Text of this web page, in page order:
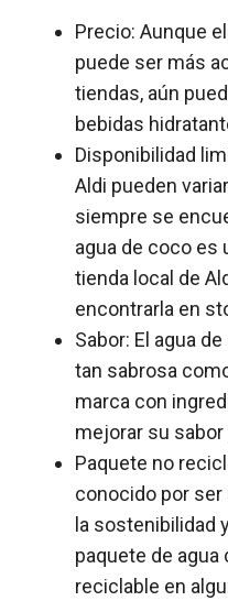
Precio: Aunque
puede ser más
tiendas, aún
bebidas
Disponibilidad
Aldi pueden
siempre se
agua de coco es
tienda local de
encontrarla en
Sabor: El agua
tan sabrosa
marca con
mejorar su sabor
Paquete no
conocido por ser
la sostenibilidad
paquete de
reciclable en